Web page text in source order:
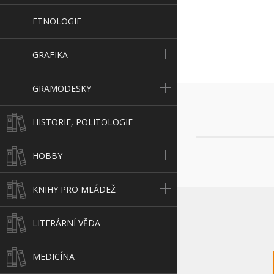
ETNOLOGIE
GRAFIKA
GRAMODESKY
HISTORIE, POLITOLOGIE
HOBBY
KNIHY PRO MLÁDEŽ
LITERÁRNÍ VĚDA
MEDICÍNA